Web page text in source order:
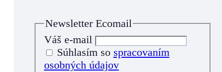
Newsletter Ecomail
Váš e-mail
Súhlasím so spracovaním
osobných údajov